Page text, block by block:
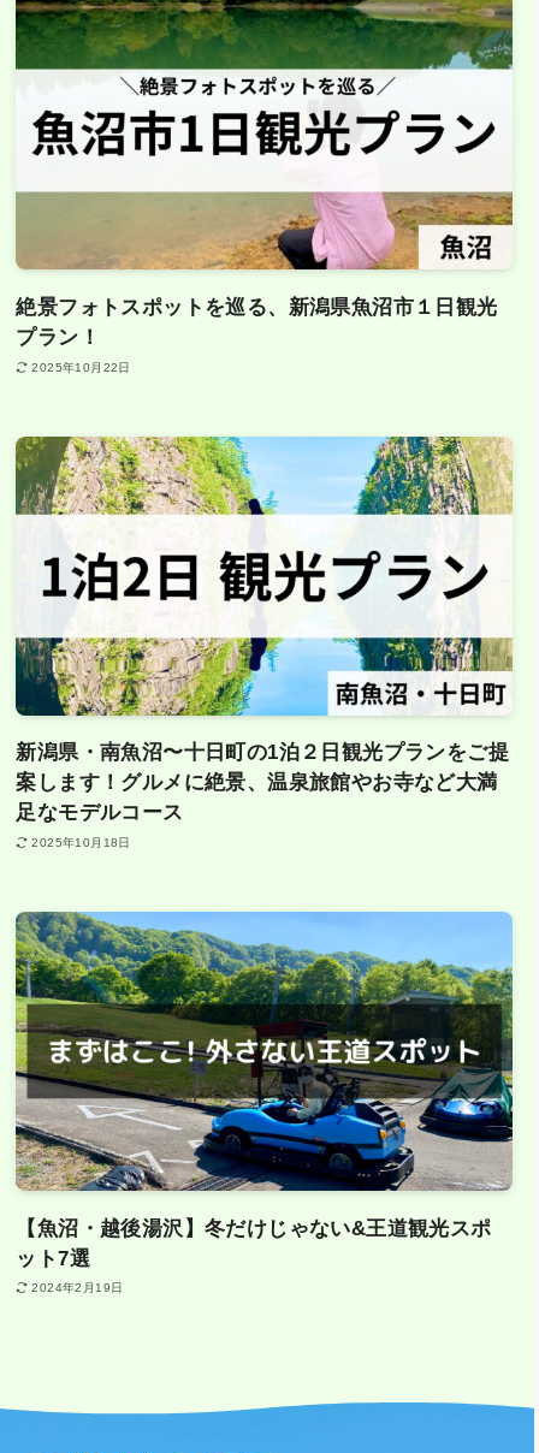
絶景フォトスポットを巡る、新潟県魚沼市１日観光
プラン！
2025年10月22日
新潟県・南魚沼〜十日町の1泊２日観光プランをご提
案します！グルメに絶景、温泉旅館やお寺など大満
足なモデルコース
2025年10月18日
【魚沼・越後湯沢】冬だけじゃない&王道観光スポ
ット7選
2024年2月19日